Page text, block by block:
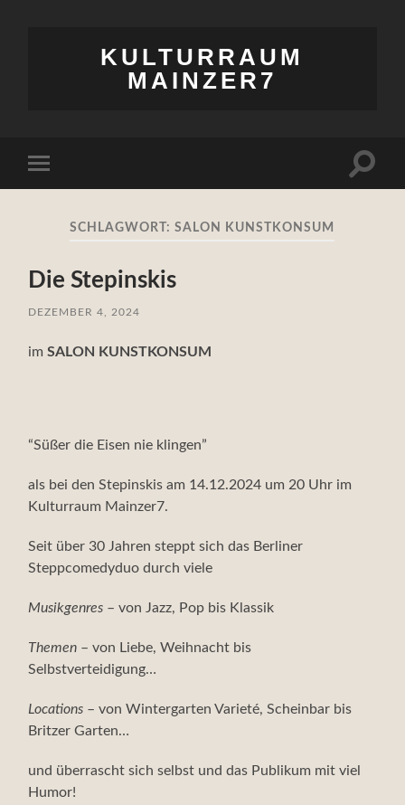
KULTURRAUM
MAINZER7
Menü
SCHLAGWORT:SALON KUNSTKONSUM
Die Stepinskis
DEZEMBER 4, 2024
imSALON KUNSTKONSUM
“Süßer die Eisen nie klingen”
als bei den Stepinskis am 14.12.2024 um 20 Uhr im
Kulturraum Mainzer7.
Seit über 30 Jahren steppt sich das Berliner
Steppcomedyduo durch viele
Musikgenres – von Jazz, Pop bis Klassik
Themen – von Liebe, Weihnacht bis
Selbstverteidigung…
Locations – von Wintergarten Varieté, Scheinbar bis
Britzer Garten…
und überrascht sich selbst und das Publikum mit viel
Humor!